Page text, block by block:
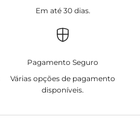
Em até 30 dias.
Pagamento Seguro
Várias opções de pagamento
disponíveis.